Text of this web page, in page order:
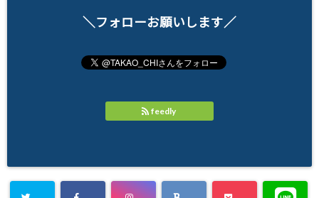
＼フォローお願いします／
feedly